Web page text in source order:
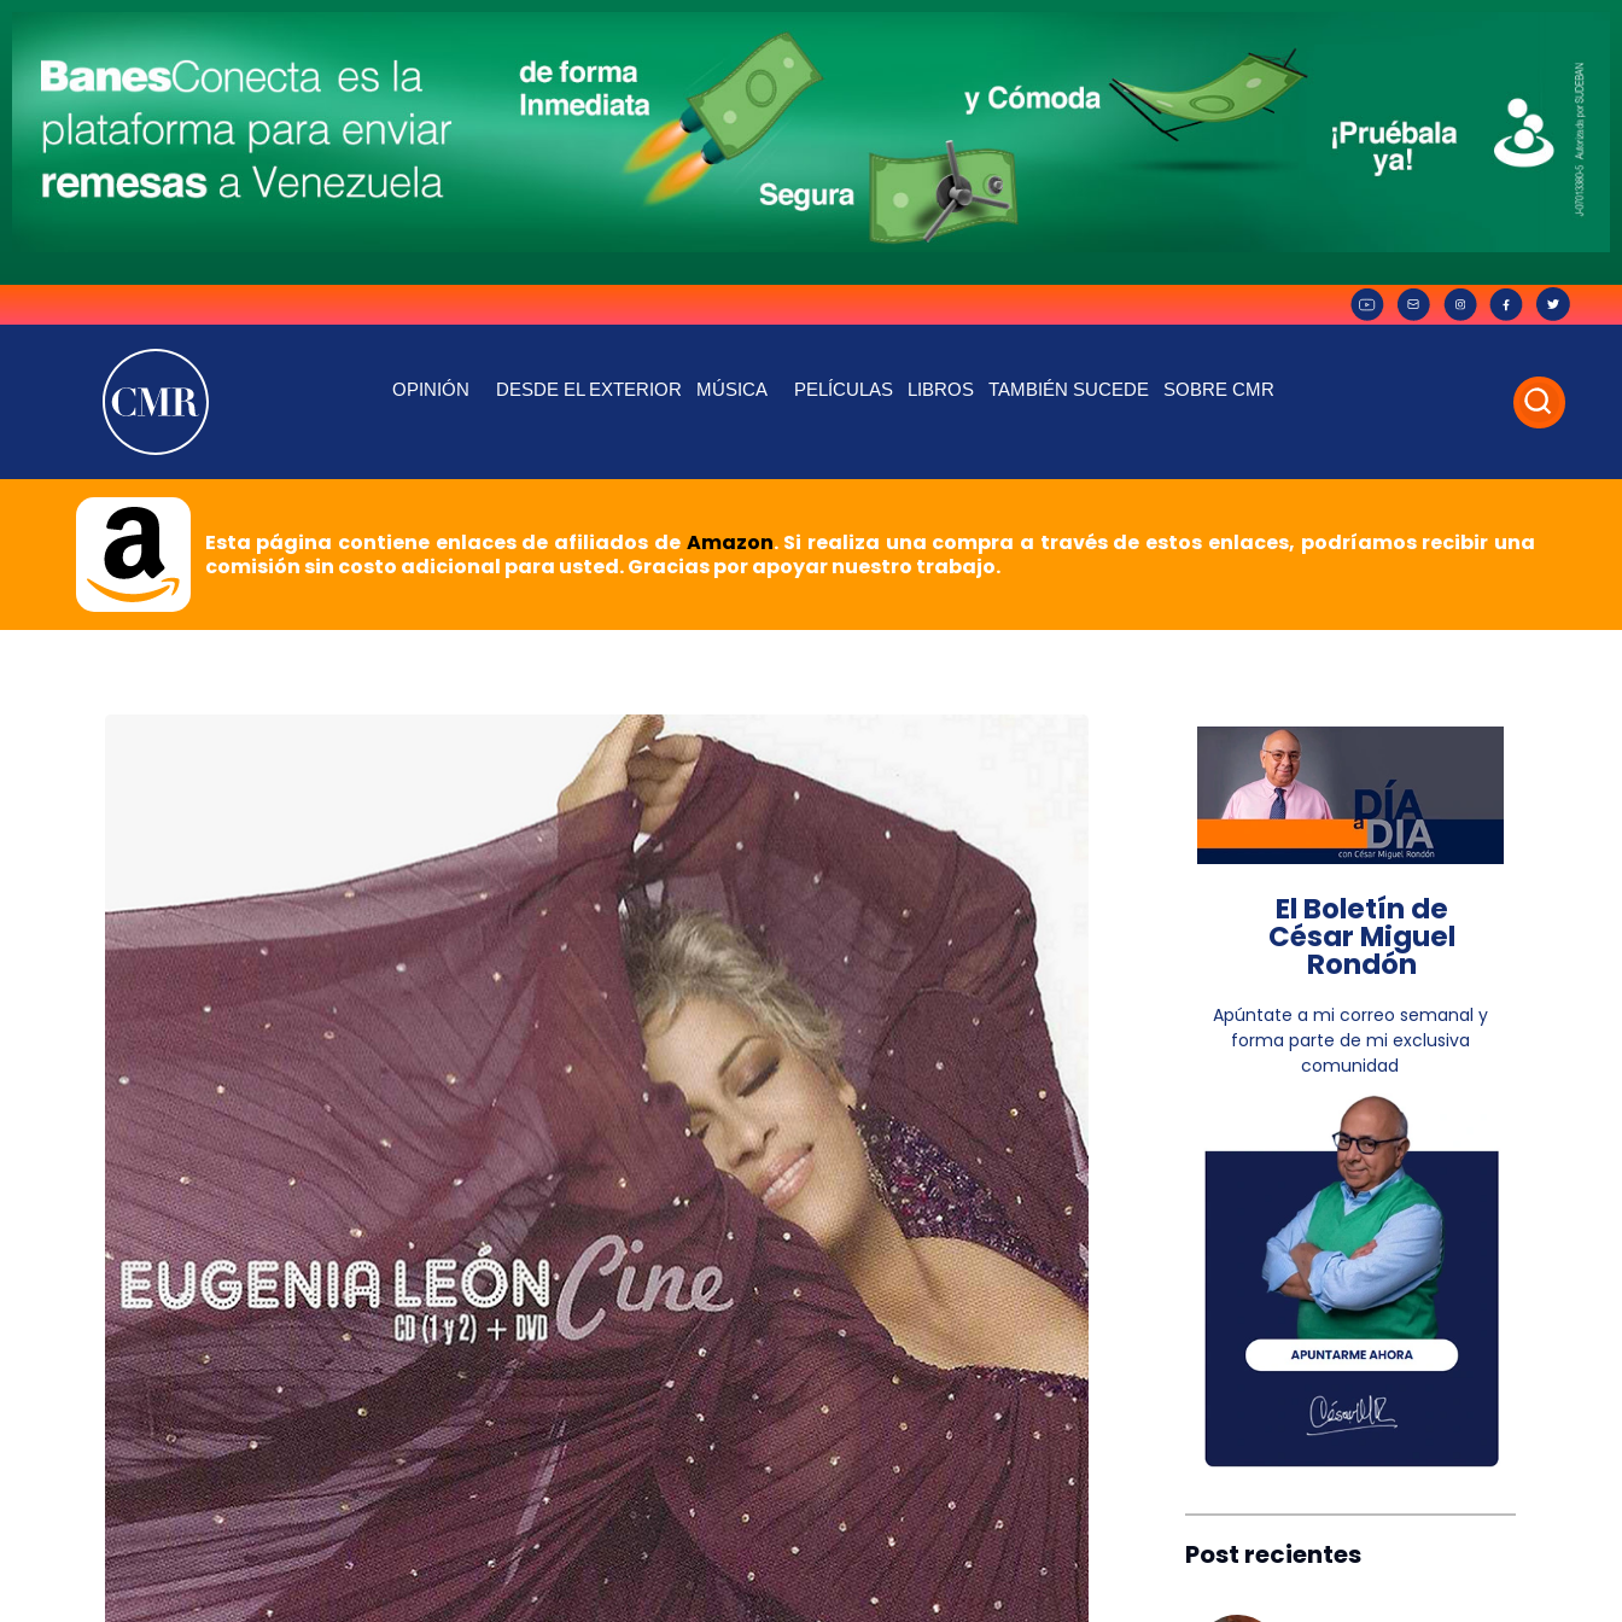
OPINIÓN DESDE EL EXTERIOR MÚSICA PELÍCULAS LIBROS TAMBIÉN SUCEDE SOBRE CMR
Esta página contiene enlaces de afiliados de Amazon. Si realiza una compra a través de estos enlaces, podríamos recibir una
comisión sin costo adicional para usted. Gracias por apoyar nuestro trabajo.
El Boletín de
César Miguel
Rondón
Apúntate a mi correo semanal y
forma parte de mi exclusiva
comunidad
Post recientes